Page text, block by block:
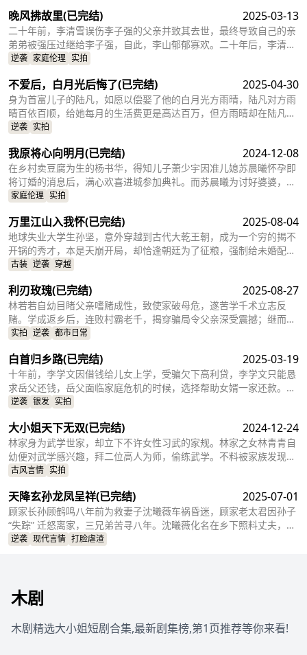
晚风拂故里(已完结) 2025-03-13
二十年前，李清雪误伤李子强的父亲并致其去世，最终导致自己的亲
弟弟被强压过继给李子强，自此，李山郁郁寡欢。二十年后，李清雪
事业有成，想回村接自己的弟弟和父亲一家团圆，却误认为父亲已
宴
逆袭 家庭伦理 实拍
不爱后，白月光后悔了(已完结) 2025-04-30
身为首富儿子的陆凡，如愿以偿娶了他的白月光方雨晴，陆凡对方雨
晴百依百顺，给她每月的生活费更是高达百万，但方雨晴却在陆凡生
病的时候，连十万手术费都不愿意拿，更过分的是，陆凡明明有救却
凡死后能够跟她的白月光陈靖凯在一起。而陈靖凯更是告知陆凡他的
父母车祸不是意外，而是他们一手造成......
逆袭 实拍
我原将心向明月(已完结) 2024-12-08
在乡村卖豆腐为生的杨书华，得知儿子萧少宇因准儿媳苏晨曦怀孕即
将订婚的消息后，满心欢喜进城参加典礼。而苏晨曦为讨好婆婆，主
动前去接站，因杨书华提前到站，导致苏晨曦没有及时认出婆婆，并
训杨书华，幸得保镖同情放过。随后儿子萧少宇赶到，见母亲受伤怒
问原因，杨书华为不影响订婚宴便谎称摔倒。杨书华被儿子接到酒店
照顾，穿上苏晨曦准备的礼服，并拍照发朋友圈，却因为杨书华年轻
貌美的照片被苏晨曦再次误会，让苏晨曦更加确信萧少宇有了小三，
辱。
家庭伦理 实拍
万里江山入我怀(已完结) 2025-08-04
地球失业大学生孙坚，意外穿越到古代大乾王朝，成为一个穷的揭不
开锅的秀才，本是天崩开局，却恰逢朝廷为了征粮，强制给未婚配青
年发老婆，本以为白嫖来的老婆会很丑，哪成想隐藏身份的皇室公
适，系统出现强行绑定三个老婆，只有增加老婆们的好感度，才能获
得各种丰富的奖励，于是孙坚被迫将三女娶回家，从此依靠自己的爱
妻能力，成功收获三女的好感度，在民不聊生
古装 逆袭 穿越
利刃玫瑰(已完结) 2025-08-27
林若若自幼目睹父亲嗜赌成性，致使家破母危，遂苦学千术立志反
赌。学成返乡后，连败村霸老千，揭穿骗局令父亲深受震撼；继而勇
闯地下赌场，智斗三关，与警方里应外合将赌场一网打尽。父亲目睹
瘾毒根，唯余满院芬芳……
实拍 逆袭 都市日常
白首归乡路(已完结) 2025-03-19
十年前，李学文因借钱给儿女上学，受骗欠下高利贷，李学文只能恳
求岳父还钱，岳父面临家庭危机的时候，选择帮助女婿一家还款。十
年后，李天浩考上外国知名大学，但学费不够，本村人纷纷援助，帮
外国蹲大牢，导致李天浩女朋友错嫁他人，当李天浩回乡后，围绕十
年的爱恨情仇，两代积怨，化解了上一切恩恩怨怨，并帮助家乡解决
了土地危机，最终与心爱的女人白首偕老。
逆袭 银发 实拍
大小姐天下无双(已完结) 2024-12-24
林家身为武学世家，却立下不许女性习武的家规。林家之女林青青自
幼便对武学感兴趣，拜二位高人为师，偷练武学。不料被家族发现而
重罚，她依旧不放弃，仍想着改变陈规旧习。
古风言情 实拍
天降玄孙龙凤呈祥(已完结) 2025-07-01
顾家长孙顾鹤鸣八年前为救妻子沈曦薇车祸昏迷，顾家老太君因孙子
“失踪” 迁怒离家，三兄弟苦寻八年。沈曦薇化名在乡下照料丈夫，独
自抚养龙凤胎，为医药费历尽艰辛。八年后她带孩子租住在老太君的
圆。
逆袭 现代言情 打脸虐渣
木剧
木剧精选大小姐短剧合集,最新剧集榜,第1页推荐等你来看!